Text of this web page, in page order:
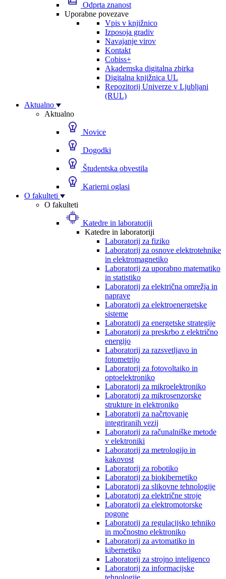
Odprta znanost
Uporabne povezave
Vpis v knjižnico
Izposoja gradiv
Navajanje virov
Kontakt
Cobiss+
Akademska digitalna zbirka
Digitalna knjižnica UL
Repozitorij Univerze v Ljubljani
(RUL)
Aktualno
Aktualno
Novice
Dogodki
Študentska obvestila
Karierni oglasi
O fakulteti
O fakulteti
Katedre in laboratoriji
Katedre in laboratoriji
Laboratorij za fiziko
Laboratorij za osnove elektrotehnike
in elektromagnetiko
Laboratorij za uporabno matematiko
in statistiko
Laboratorij za električna omrežja in
naprave
Laboratorij za elektroenergetske
sisteme
Laboratorij za energetske strategije
Laboratorij za preskrbo z električno
energijo
Laboratorij za razsvetljavo in
fotometrijo
Laboratorij za fotovoltaiko in
optoelektroniko
Laboratorij za mikroelektroniko
Laboratorij za mikrosenzorske
strukture in elektroniko
Laboratorij za načrtovanje
integriranih vezij
Laboratorij za računalniške metode
v elektroniki
Laboratorij za metrologijo in
kakovost
Laboratorij za robotiko
Laboratorij za biokibernetiko
Laboratorij za slikovne tehnologije
Laboratorij za električne stroje
Laboratorij za elektromotorske
pogone
Laboratorij za regulacijsko tehniko
in močnostno elektroniko
Laboratorij za avtomatiko in
kibernetiko
Laboratorij za strojno inteligenco
Laboratorij za informacijske
tehnologije